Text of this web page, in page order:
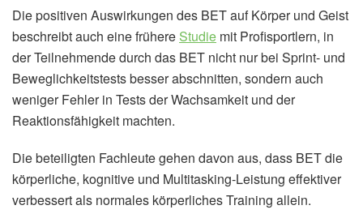
Die positiven Auswirkungen des BET auf Körper und Geist
beschreibt auch eine frühere Studie mit Profisportlern, in
der Teilnehmende durch das BET nicht nur bei Sprint- und
Beweglichkeitstests besser abschnitten, sondern auch
weniger Fehler in Tests der Wachsamkeit und der
Reaktionsfähigkeit machten.
Die beteiligten Fachleute gehen davon aus, dass BET die
körperliche, kognitive und Multitasking-Leistung effektiver
verbessert als normales körperliches Training allein.